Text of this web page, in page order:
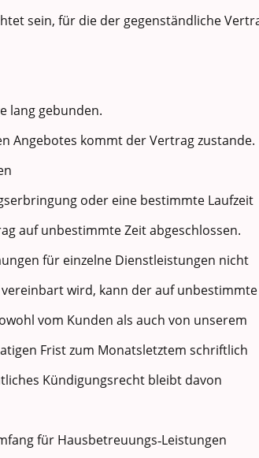
sein, für die der gegenständliche
lang gebunden.
Angebotes kommt der Vertrag zustande.
oder eine bestimmte Laufzeit
auf unbestimmte Zeit abgeschlossen.
für einzelne Dienstleistungen nicht
wird, kann der auf unbestimmte
vom Kunden als auch von unserem
Frist zum Monatsletztem schriftlich
Kündigungsrecht bleibt davon
für Hausbetreuungs‐Leistungen